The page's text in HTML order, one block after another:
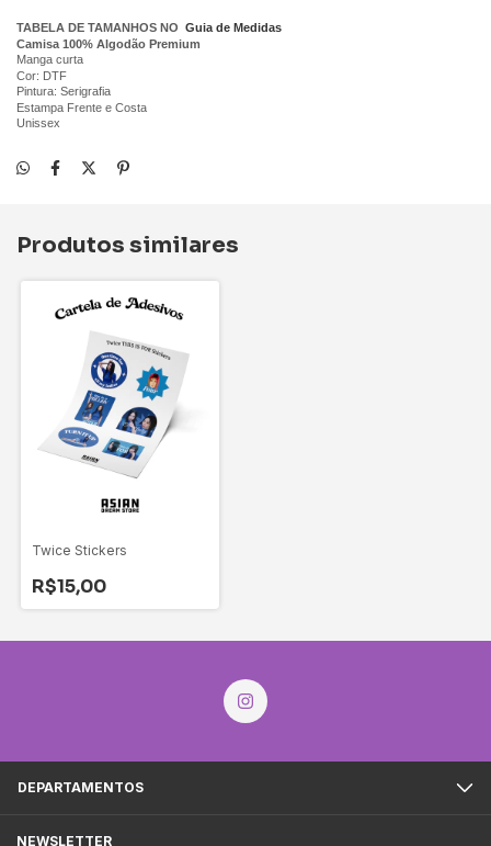
TABELA DE TAMANHOS NO Guia de Medidas
Camisa 100% Algodão Premium
Manga curta
Cor: DTF
Pintura: Serigrafia
Estampa Frente e Costa
Unissex
Produtos similares
Twice Stickers
R$15,00
DEPARTAMENTOS
NEWSLETTER